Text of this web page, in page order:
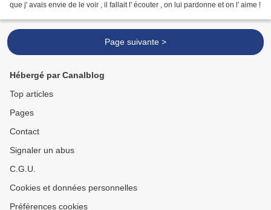
que j' avais envie de le voir , il fallait l' écouter , on lui pardonne et on l' aime !
Page suivante >
Hébergé par Canalblog
Top articles
Pages
Contact
Signaler un abus
C.G.U.
Cookies et données personnelles
Préférences cookies